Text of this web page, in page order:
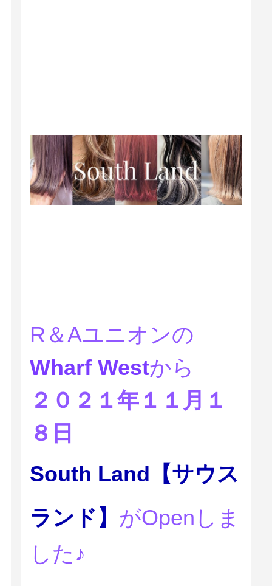
R＆Aユニオンの
Wharf Westから
２０２１年１１月１
８日
South Land【サウス
ランド】 がOpenしま
した♪